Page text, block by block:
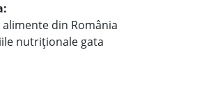
din România
nutriționale gata